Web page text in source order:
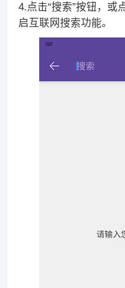
4.点击“搜索”按钮，或
启互联网搜索功能。